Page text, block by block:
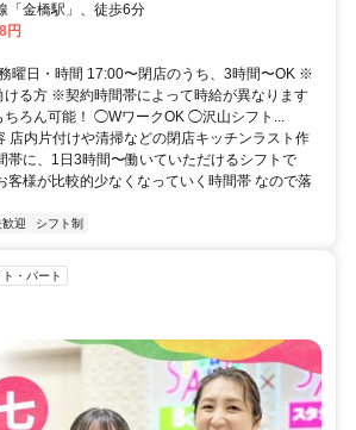
「金橋駅」、徒歩6分
円
曜日・時間 17:00〜閉店のうち、3時間〜OK ※
ける方 ※契約時間帯によって時給が異なります
ちろん可能！ ◯WワークOK ◯沢山シフト...
店内片付けや清掃などの閉店キッチンラスト作
帯に、1日3時間〜働いていただけるシフトで
客様が比較的少なくなっていく時間帯 なので落
迎 シフト制
・パート